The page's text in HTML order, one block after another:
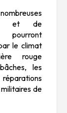
et de
pourront
le climat
rouge
les
réparations
de